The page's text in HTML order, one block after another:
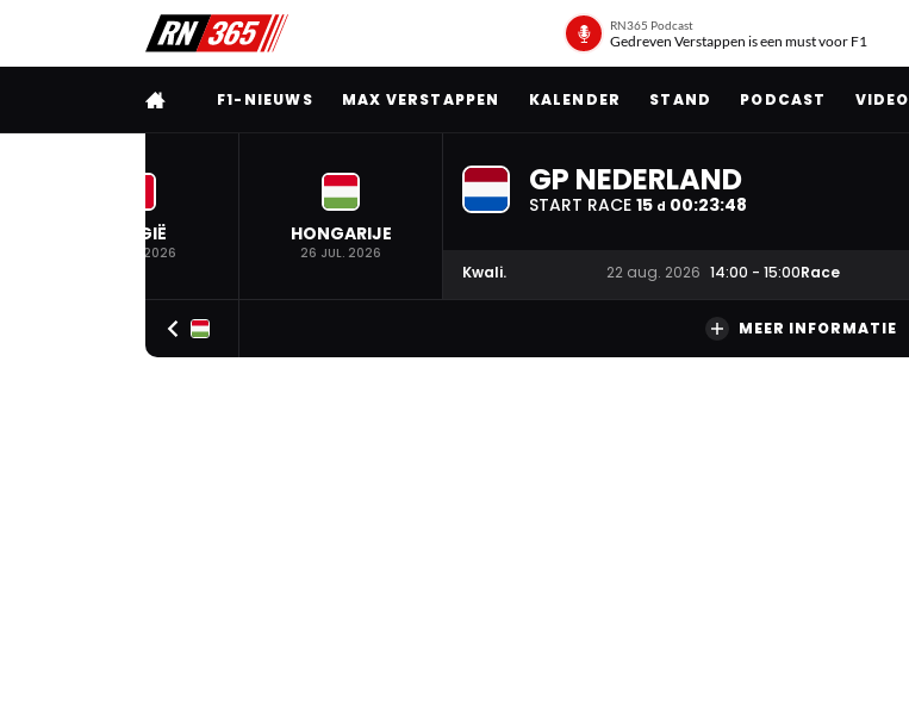
RN365 Podcast
Gedreven Verstappen is een must voor F1
VOLLEDIG MENU
F1-NIEUWS MAX VERSTAPPEN KALENDER STAND PODCAST VIDEO
BELGIË
19 JUL. 2026
HONGARIJE
26 JUL. 2026
GP NEDERLAND
START RACE 15 d 00:23:48
Kwali. 22 aug. 2026 14:00 - 15:00Race
MEER INFORMATIE